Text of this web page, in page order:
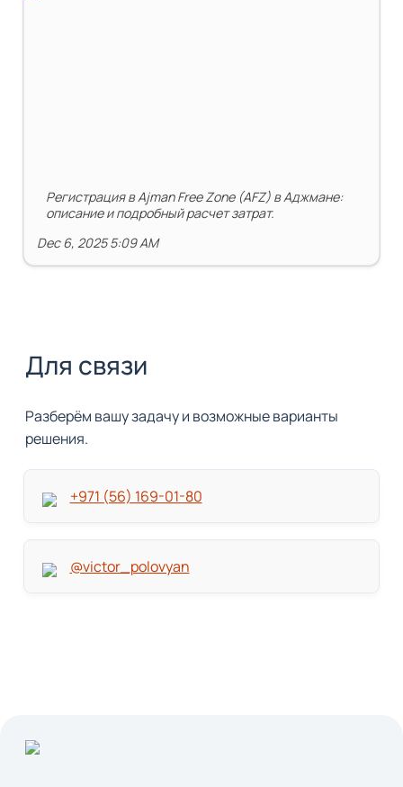
Регистрация в Ajman Free Zone (AFZ) в Аджмане:
описание и подробный расчет затрат.
Dec 6, 2025 5:09 AM
Для связи
Разберём вашу задачу и возможные варианты
решения.
+971 (56) 169-01-80
@victor_polovyan